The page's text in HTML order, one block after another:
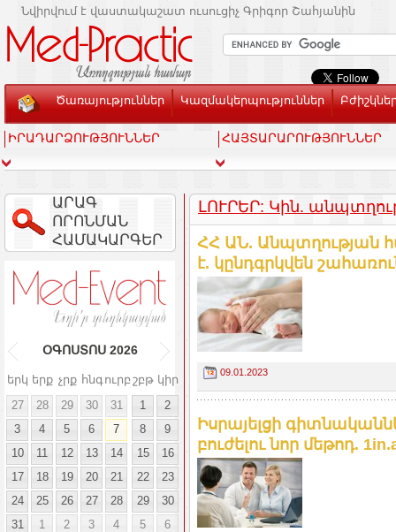
Նվիրվում է վաստակաշատ ուսուցիչ Գրիգոր Շահյանին
Ծառայություններ Կազմակերպություններ
ԻՐԱԴԱՐՁՈՒԹՅՈՒՆՆԵՐ ՀԱՅՏԱՐԱՐՈՒԹՅՈՒՆՆԵՐ
ԱՐԱԳ
ՈՐՈՆՄԱՆ
ՀԱՄԱԿԱՐԳԵՐ
ՕԳՈՍՏՈՍ 2026
երկ երք չրք հնգուրբ շբթ կիր
27
28 29 30 31 1
2
3
4 5 6 7 8
9
10
11 12 13 14 15
16
17
18 19 20 21 22
23
24
25 26 27 28 29
30
31
1 2 3 4 5 6
ԼՈՒՐԵՐ: Կին.
ՀՀ ԱՆ. Անպտղության
է. կընդգրկվեն
09.01.2023
Իսրայելցի
բուժելու նոր մեթոդ.